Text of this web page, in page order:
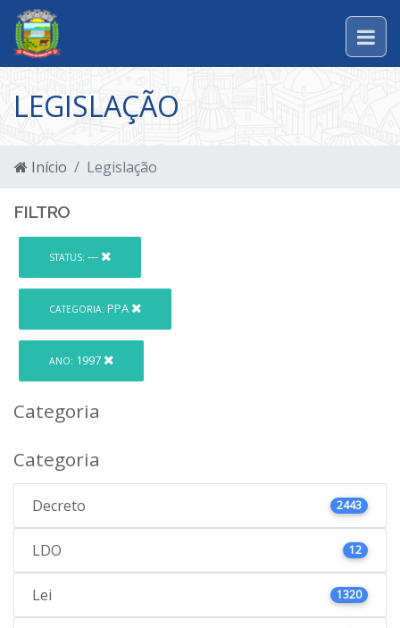
LEGISLAÇÃO
Início Legislação
FILTRO
STATUS: ---
CATEGORIA: PPA
ANO: 1997
Categoria
Categoria
Decreto 2443
LDO 12
Lei 1320